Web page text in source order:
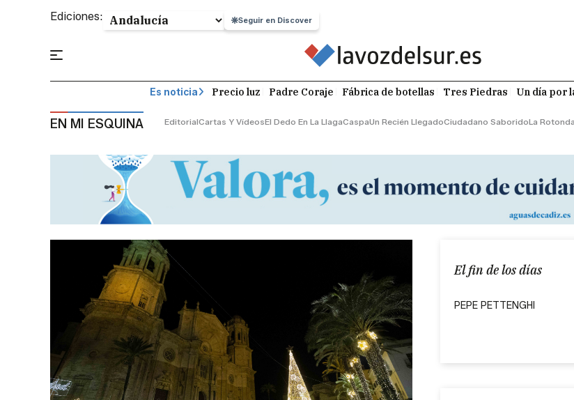
Ediciones: Seguir en Discover
Es noticia Precio luz Padre Coraje Fábrica de botellas Tres Piedras Un día por
EN MI ESQUINA EditorialCartas Y VídeosEl Dedo En La LlagaCaspaUn Recién LlegadoCiudadano SaboridoLa Rotonda
El fin de los días
PEPE PETTENGHI